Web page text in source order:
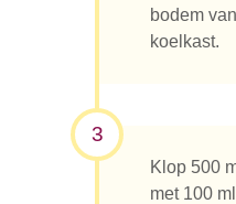
bodem
koelkast.
3
Klop 500
met 100